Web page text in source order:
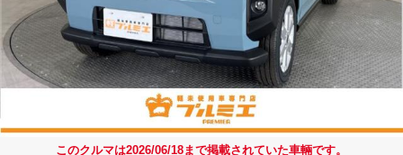
このクルマは2026/06/18まで掲載されていた車輛です。